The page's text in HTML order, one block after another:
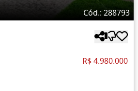
Cód.: 288793
R$ 4.980.000